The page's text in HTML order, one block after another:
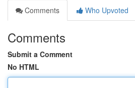
Comments
Who Upvoted
Comments
Submit a Comment
No HTML